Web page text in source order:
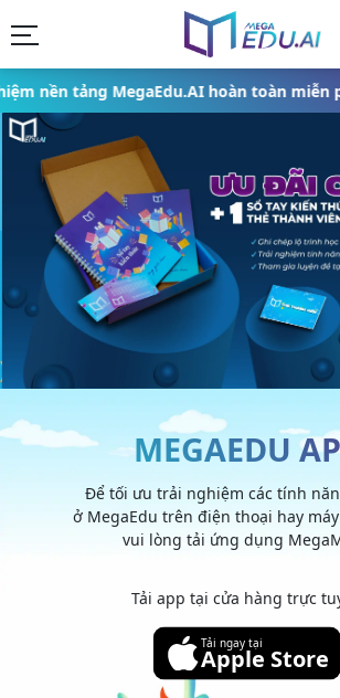
hoàn toàn miễn phí tại Hội chợ
MEGAEDU
Để tối ưu trải nghiệm các tính
ở MegaEdu trên điện thoại hay
vui lòng tải ứng dụng
Tải app tại cửa hàng trực
Tải ngay tại
Apple Store